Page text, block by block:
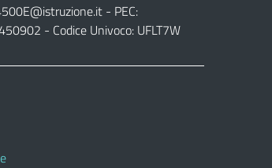
- PEC:
- Codice Univoco: UFLT7W